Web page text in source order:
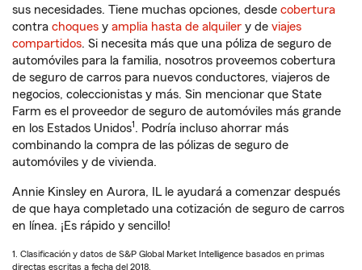
sus necesidades. Tiene muchas opciones, desde cobertura
contra choques y amplia hasta de alquiler y de viajes
compartidos. Si necesita más que una póliza de seguro de
automóviles para la familia, nosotros proveemos cobertura
de seguro de carros para nuevos conductores, viajeros de
negocios, coleccionistas y más. Sin mencionar que State
Farm es el proveedor de seguro de automóviles más grande
en los Estados Unidos1. Podría incluso ahorrar más
combinando la compra de las pólizas de seguro de
automóviles y de vivienda.
Annie Kinsley en Aurora, IL le ayudará a comenzar después
de que haya completado una cotización de seguro de carros
en línea. ¡Es rápido y sencillo!
1. Clasificación y datos de S&P Global Market Intelligence basados en primas
directas escritas a fecha del 2018.